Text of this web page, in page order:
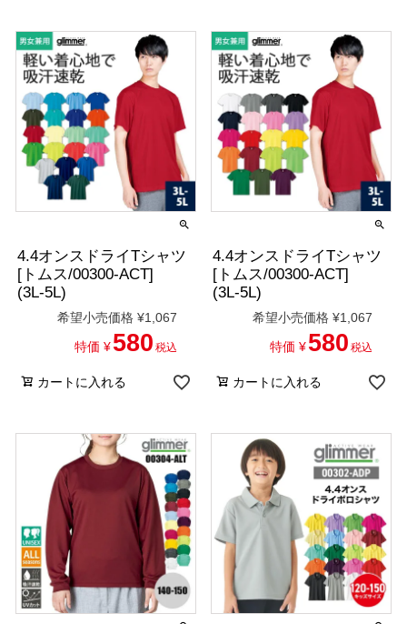
4.4オンスドライTシャツ
[トムス/00300-ACT]
(3L-5L)
希望小売価格 ¥1,067
特価 ¥ 580 税込
カートに入れる
4.4オンスドライTシャツ
[トムス/00300-ACT]
(3L-5L)
希望小売価格 ¥1,067
特価 ¥ 580 税込
カートに入れる